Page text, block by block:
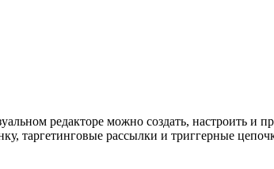
редакторе можно создать, настроить и
таргетинговые рассылки и триггерные